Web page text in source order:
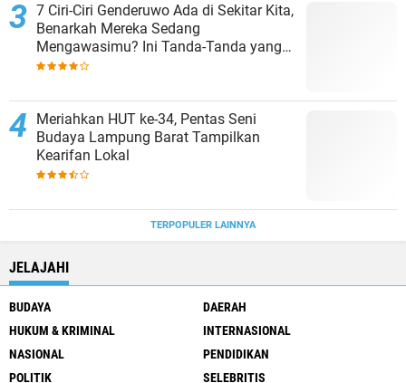
7 Ciri-Ciri Genderuwo Ada di Sekitar Kita,
Benarkah Mereka Sedang
Mengawasimu? Ini Tanda-Tanda yang
Sering Diabaikan
Meriahkan HUT ke-34, Pentas Seni
Budaya Lampung Barat Tampilkan
Kearifan Lokal
TERPOPULER LAINNYA
JELAJAHI
BUDAYA
DAERAH
HUKUM & KRIMINAL
INTERNASIONAL
NASIONAL
PENDIDIKAN
POLITIK
SELEBRITIS